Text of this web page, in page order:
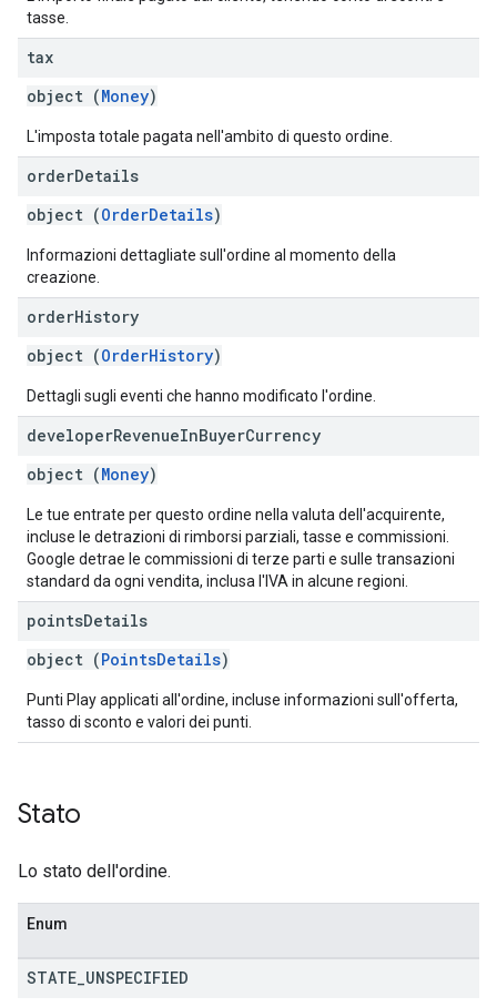
tasse.
tax
object (Money)
L'imposta totale pagata nell'ambito di questo ordine.
orderDetails
object (OrderDetails)
Informazioni dettagliate sull'ordine al momento della
creazione.
orderHistory
object (OrderHistory)
Dettagli sugli eventi che hanno modificato l'ordine.
developerRevenueInBuyerCurrency
object (Money)
Le tue entrate per questo ordine nella valuta dell'acquirente,
incluse le detrazioni di rimborsi parziali, tasse e commissioni.
Google detrae le commissioni di terze parti e sulle transazioni
standard da ogni vendita, inclusa l'IVA in alcune regioni.
pointsDetails
object (PointsDetails)
Punti Play applicati all'ordine, incluse informazioni sull'offerta,
tasso di sconto e valori dei punti.
Stato
Lo stato dell'ordine.
Enum
STATE UNSPECIFIED